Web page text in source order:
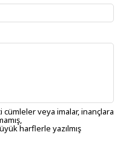
veya imalar, inançlara
harflerle yazılmış